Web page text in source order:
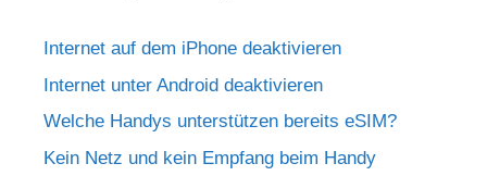
Internet auf dem iPhone deaktivieren
Internet unter Android deaktivieren
Welche Handys unterstützen bereits eSIM?
Kein Netz und kein Empfang beim Handy